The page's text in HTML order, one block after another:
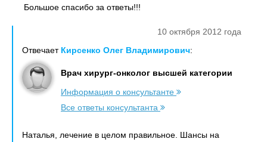
Большое спасибо за ответы!!!
10 октября 2012 года
Отвечает Кирсенко Олег Владимирович:
Врач хирург-онколог высшей категории
Информация о консультанте
Все ответы консультанта
Наталья, лечение в целом правильное. Шансы на